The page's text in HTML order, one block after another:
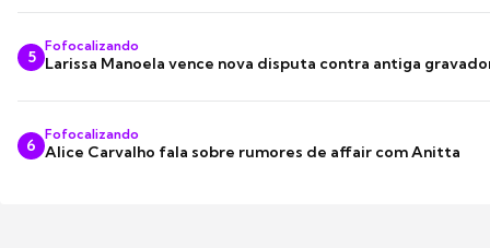
5
Fofocalizando
Larissa Manoela vence nova disputa contra antiga
6
Fofocalizando
Alice Carvalho fala sobre rumores de affair com Anitta